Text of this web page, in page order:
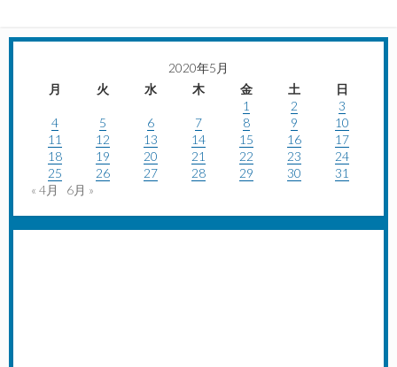
2020年5月
月
火 水 木 金 土
日
1
2
3
4
5 6 7 8 9
10
11
12 13 14 15 16
17
18
19 20 21 22 23
24
25
26 27 28 29 30
31
« 4月
6月 »